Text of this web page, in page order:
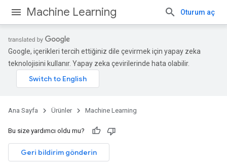
Machine Learning Oturum aç
Google, içerikleri tercih ettiğiniz dile çevirmek için yapay zeka
teknolojisini kullanır. Yapay zeka çevirilerinde hata olabilir.
Ana Sayfa Ürünler Machine Learning
Bu size yardımcı oldu mu?
Geri bildirim gönderin